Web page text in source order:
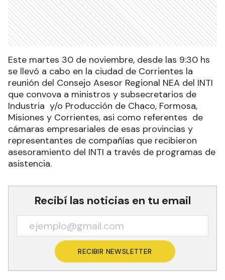
Este martes 30 de noviembre, desde las 9:30 hs
se llevó a cabo en la ciudad de Corrientes la
reunión del Consejo Asesor Regional NEA del INTI
que convova a ministros y subsecretarios de
Industria y/o Producción de Chaco, Formosa,
Misiones y Corrientes, asi como referentes de
cámaras empresariales de esas provincias y
representantes de compañías que recibieron
asesoramiento del INTI a través de programas de
asistencia.
Recibí las noticias en tu email
RECIBIR NEWSLETTER